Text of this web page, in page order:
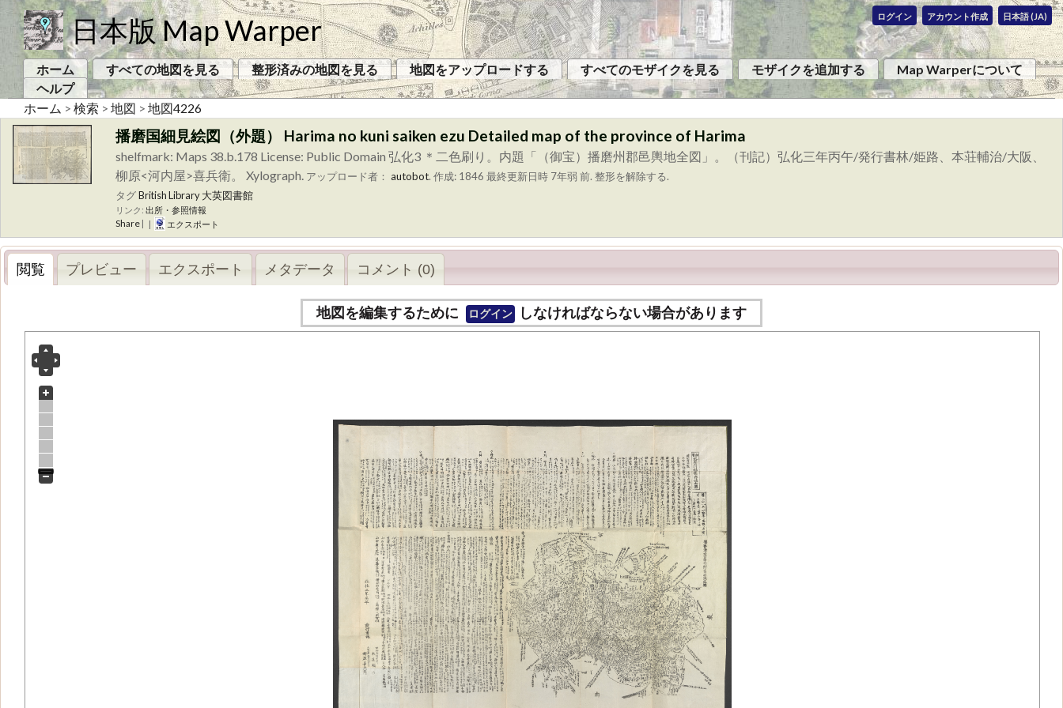
日本版 Map Warper ログイン アカウント作成 日本語 (JA)
ホーム すべての地図を見る 整形済みの地図を見る 地図をアップロードする すべてのモザイクを見る モザイクを追加する
Map Warperについて
ヘルプ
ホーム > 検索 > 地図 > 地図4226
播磨国細見絵図（外題） Harima no kuni saiken ezu Detailed map of the province of Harima
shelfmark: Maps 38.b.178 License: Public Domain 弘化3 ＊二色刷り。内題「（御宝）播磨州郡邑輿地全図」。（刊記）弘化三年丙午/発行書林/姫路、本荘輔治/大阪、
柳原<河内屋>喜兵衛。 Xylograph. アップロード者： autobot. 作成: 1846 最終更新日時 7年弱 前. 整形を解除する.
タグBritish Library大英図書館
リンク: 出所・参照情報
Share | | エクスポート
閲覧 プレビュー エクスポート メタデータ コメント (0)
地図を編集するために ログイン しなければならない場合があります